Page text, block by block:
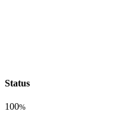
Status
100%